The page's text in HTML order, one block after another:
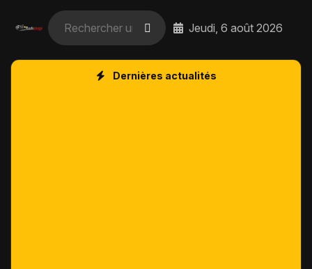
Jeudi, 6 août 2026
Dernières actualités